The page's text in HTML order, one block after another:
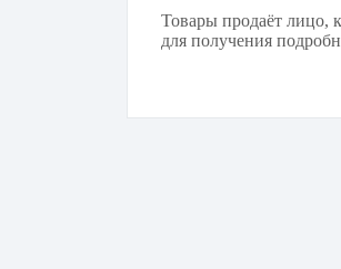
Товары продаёт лицо,
для получения